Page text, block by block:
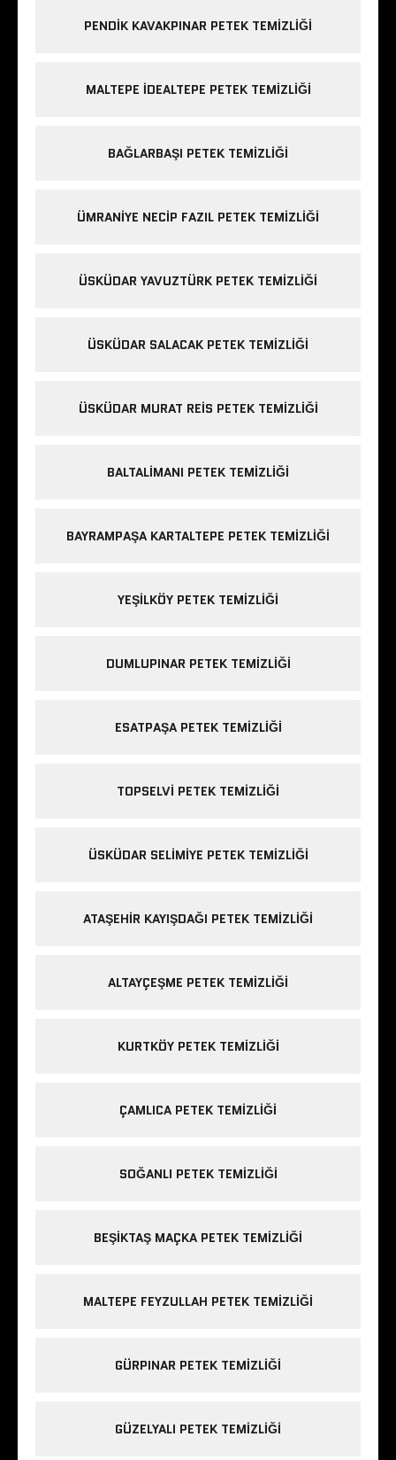
PENDIK KAVAKPINAR PETEK TEMIZLIĞI
MALTEPE IDEALTEPE PETEK TEMIZLIĞI
BAĞLARBAŞI PETEK TEMIZLIĞI
ÜMRANIYE NECIP FAZIL PETEK TEMIZLIĞI
ÜSKÜDAR YAVUZTÜRK PETEK TEMIZLIĞI
ÜSKÜDAR SALACAK PETEK TEMIZLIĞI
ÜSKÜDAR MURAT REIS PETEK TEMIZLIĞI
BALTALIMANI PETEK TEMIZLIĞI
BAYRAMPAŞA KARTALTEPE PETEK TEMIZLIĞI
YEŞILKÖY PETEK TEMIZLIĞI
DUMLUPINAR PETEK TEMIZLIĞI
ESATPAŞA PETEK TEMIZLIĞI
TOPSELVI PETEK TEMIZLIĞI
ÜSKÜDAR SELIMIYE PETEK TEMIZLIĞI
ATAŞEHIR KAYIŞDAĞI PETEK TEMIZLIĞI
ALTAYÇEŞME PETEK TEMIZLIĞI
KURTKÖY PETEK TEMIZLIĞI
ÇAMLICA PETEK TEMIZLIĞI
SOĞANLI PETEK TEMIZLIĞI
BEŞIKTAŞ MAÇKA PETEK TEMIZLIĞI
MALTEPE FEYZULLAH PETEK TEMIZLIĞI
GÜRPINAR PETEK TEMIZLIĞI
GÜZELYALI PETEK TEMIZLIĞI